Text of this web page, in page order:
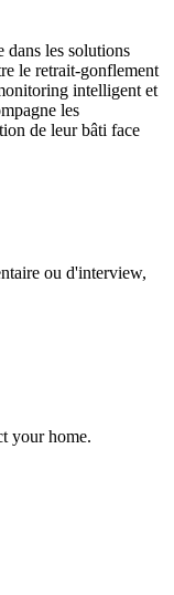
dans les solutions
le retrait-gonflement
intelligent et
les
de leur bâti face
ou d'interview,
your home.